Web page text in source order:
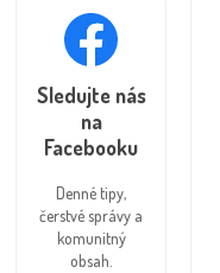
Sledujte nás
na
Facebooku
Denné tipy,
čerstvé správy a
komunitný
obsah.